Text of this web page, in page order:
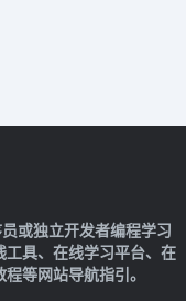
或独立开发者编程学习
具、在线学习平台、在
等网站导航指引。